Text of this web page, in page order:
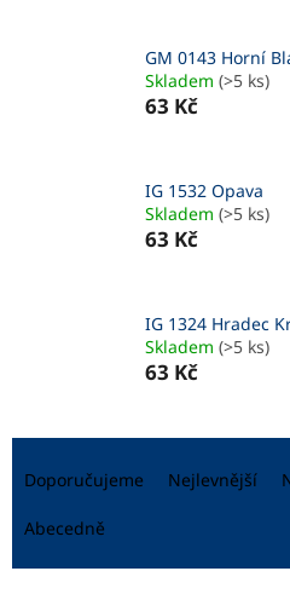
GM 0143 Horní
Skladem (>5 ks)
63 Kč
IG 1532 Opava
Skladem (>5 ks)
63 Kč
IG 1324 Hradec
Skladem (>5 ks)
63 Kč
Doporučujeme Nejlevnější
Abecedně